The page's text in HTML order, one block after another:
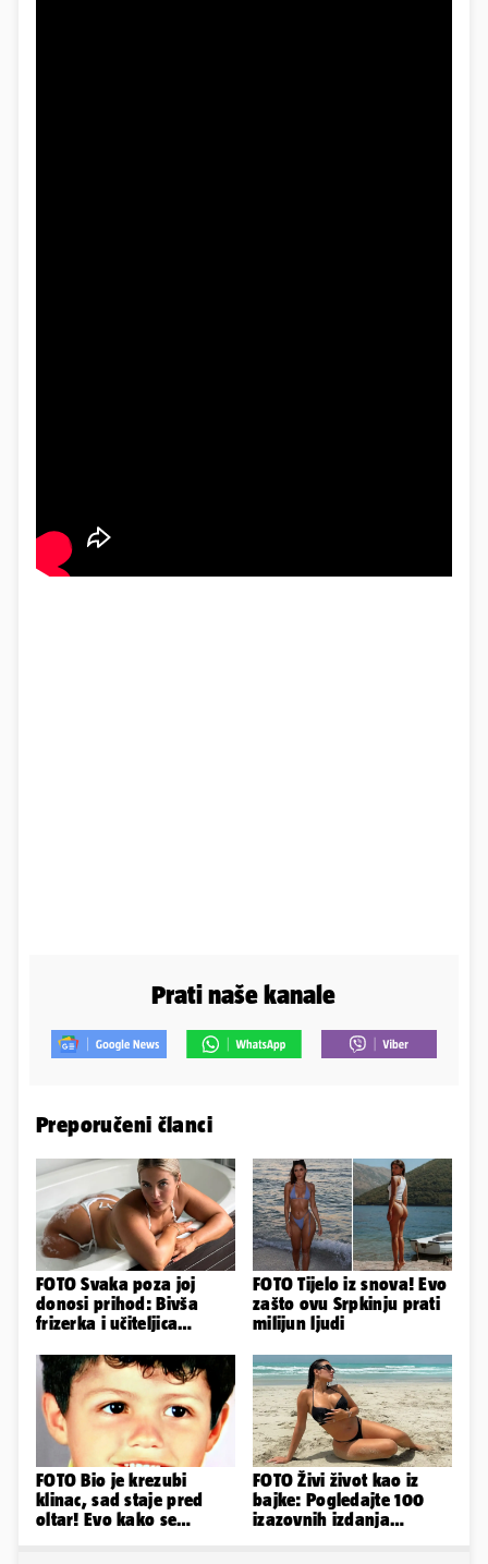
Prati naše kanale
Preporučeni članci
FOTO Svaka poza joj
donosi prihod: Bivša
frizerka i učiteljica
Instagram
FOTO Tijelo iz snova! Evo
zašto ovu Srpkinju prati
milijun ljudi
FOTO Bio je krezubi
klinac, sad staje pred
oltar! Evo kako se
FOTO Živi život kao iz
bajke: Pogledajte 100
izazovnih izdanja